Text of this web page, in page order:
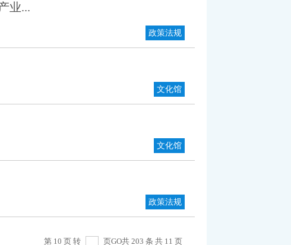
业...
政策法规
文化馆
文化馆
政策法规
第 10 页 转 页GO共 203 条 共 11 页